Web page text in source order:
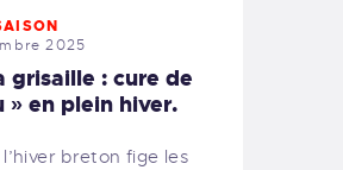
2025
grisaille : cure de
» en plein hiver.
breton fige les